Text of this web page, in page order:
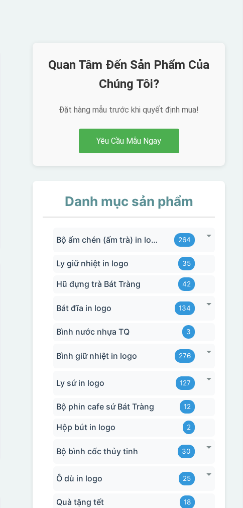
Quan Tâm Đến Sản Phẩm Của
Chúng Tôi?
Đặt hàng mẫu trước khi quyết định mua!
Yêu Cầu Mẫu Ngay
Danh mục sản phẩm
Bộ ấm chén (ấm trà) in logo 264
Ly giữ nhiệt in logo 35
Hũ đựng trà Bát Tràng 42
Bát đĩa in logo 134
Bình nước nhựa TQ 3
Bình giữ nhiệt in logo 276
Ly sứ in logo 127
Bộ phin cafe sứ Bát Tràng 12
Hộp bút in logo 2
Bộ bình cốc thủy tinh 30
Ô dù in logo 25
Quà tặng tết 18